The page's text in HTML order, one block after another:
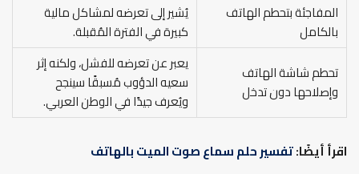
المفاجئة بتحطم الهاتف
بالكامل
يُشير إلى تعرضه لمشاكل مالية
كبيرة في الفترة المُقبلة.
تحطم شاشة الهاتف
وإصلاحها دون تدخل
يعبر عن تعرضه للفشل، ولكنه إثر
سعيه الدؤوب مُسبقًا سينجح
ويُعرف جيدًا في الوطن العربي.
اقرأ أيضًا:تفسير حلم سماع صوت الميت بالهاتف